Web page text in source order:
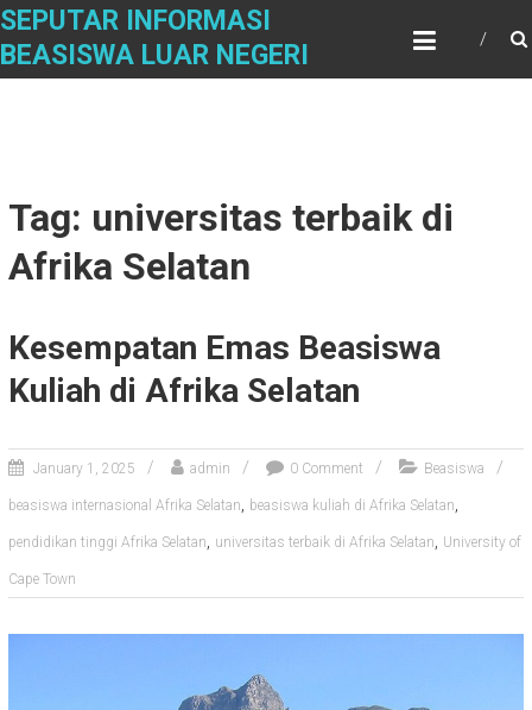
Skip
content
SEPUTAR INFORMASI
BEASISWA LUAR NEGERI
Tag: universitas terbaik di
Afrika Selatan
Kesempatan Emas Beasiswa
Kuliah di Afrika Selatan
January 1, 2025 admin 0 Comment Beasiswa
beasiswa internasional Afrika Selatan, beasiswa kuliah di Afrika Selatan,
pendidikan tinggi Afrika Selatan, universitas terbaik di Afrika Selatan, University of
Cape Town